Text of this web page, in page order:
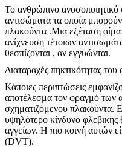
Το ανθρώπινο
αντισώματα τα οποία
πλακούντα .Μια εξέταση
ανίχνευση τέτοιων
θεσπίζονται , αν εγγυώνται.
Διαταραχές πηκτικότητας του
Κάποιες περιπτώσεις
αποτέλεσμα τον φραγμό των
σχηματιζόμενου πλακούντα.
υψηλότερο κίνδυνο
αγγείων. Η πιο κοινή αυτών
(DVT).